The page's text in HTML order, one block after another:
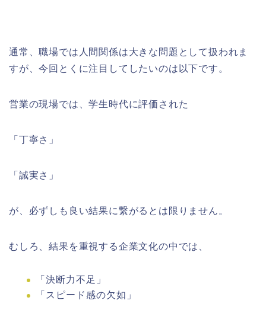
通常、職場では人間関係は大きな問題として扱われま
すが、今回とくに注目してしたいのは以下です。
営業の現場では、学生時代に評価された
「丁寧さ」
「誠実さ」
が、必ずしも良い結果に繋がるとは限りません。
むしろ、結果を重視する企業文化の中では、
「決断力不足」
「スピード感の欠如」